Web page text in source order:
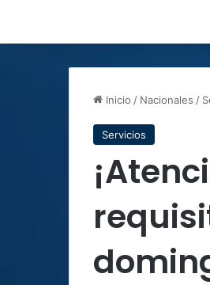
Inicio / Nacionales /
Servicios